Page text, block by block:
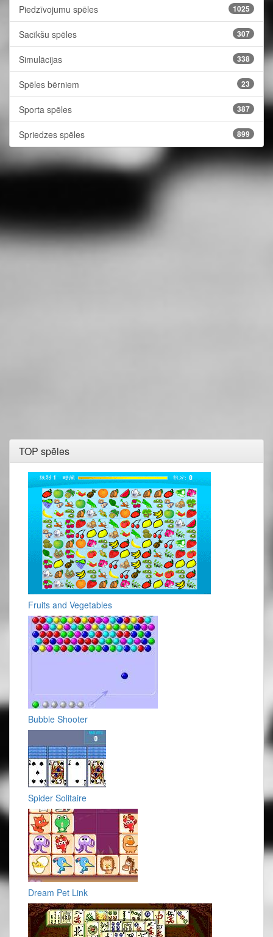
Piedzīvojumu spēles 1025
Sacīkšu spēles 307
Simulācijas 338
Spēles bērniem 23
Sporta spēles 387
Spriedzes spēles 899
TOP spēles
Fruits and Vegetables
Bubble Shooter
Spider Solitaire
Dream Pet Link